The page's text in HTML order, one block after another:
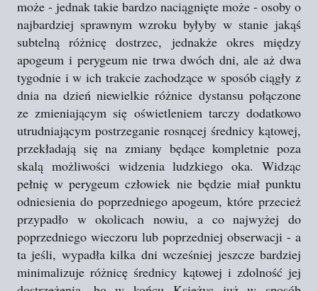
może - jednak takie bardzo naciągnięte może - osoby o
najbardziej sprawnym wzroku byłyby w stanie jakąś
subtelną różnicę dostrzec, jednakże okres między
apogeum i perygeum nie trwa dwóch dni, ale aż dwa
tygodnie i w ich trakcie zachodzące w sposób ciągły z
dnia na dzień niewielkie różnice dystansu połączone
ze zmieniającym się oświetleniem tarczy dodatkowo
utrudniającym postrzeganie rosnącej średnicy kątowej,
przekładają się na zmiany będące kompletnie poza
skalą możliwości widzenia ludzkiego oka. Widząc
pełnię w perygeum człowiek nie będzie miał punktu
odniesienia do poprzedniego apogeum, które przecież
przypadło w okolicach nowiu, a co najwyżej do
poprzedniego wieczoru lub poprzedniej obserwacji - a
ta jeśli, wypadła kilka dni wcześniej jeszcze bardziej
minimalizuje różnicę średnicy kątowej i zdolność jej